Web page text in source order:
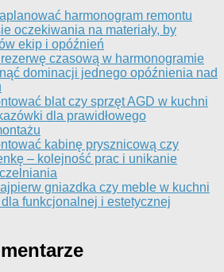
harmonogram remontu
oczekiwania na materiały, by
ekip i opóźnień
czasową w harmonogramie
dominacji jednego opóźnienia nad
blat czy sprzęt AGD w kuchni
dla prawidłowego
kabinę prysznicową czy
– kolejność prac i unikanie
gniazdka czy meble w kuchni
funkcjonalnej i estetycznej